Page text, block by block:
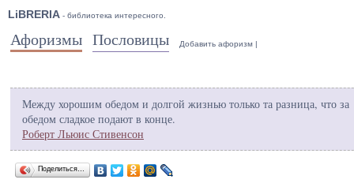
LiBRERIA - библиотека интересного.
Афоризмы Пословицы Добавить афоризм |
Между хорошим обедом и долгой жизнью только та разница, что за
обедом сладкое подают в конце.
Роберт Льюис Стивенсон
Поделиться…